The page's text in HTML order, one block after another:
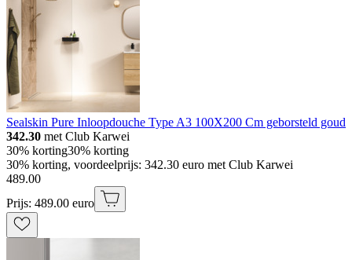
Sealskin Pure Inloopdouche Type A3 100X200 Cm geborsteld goud
342.30 met Club Karwei
30% korting30% korting
30% korting, voordeelprijs: 342.30 euro met Club Karwei
489.00
Prijs: 489.00 euro